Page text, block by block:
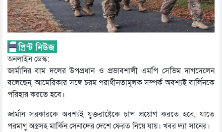
অনলাইন ডেস্ক:
জার্মানির বাম দলের উপপ্রধান ও প্রভাবশালী এমপি সেভিম দাগদেলেন
বলেছেন, আমেরিকার সঙ্গে চরম পরাধীনতামূলক সম্পর্ক অবশ্যই বার্লিনকে
পরিহার করতে হবে।
জার্মান সরকারকে অবশ্যই যুক্তরাষ্ট্রেকে চাপ প্রয়োগ করতে হবে, যাতে
পরমাণু অস্ত্রসহ মার্কিন সেনাদের দেশে ফেরত নিয়ে যায়। খবর দ্যা সানের।